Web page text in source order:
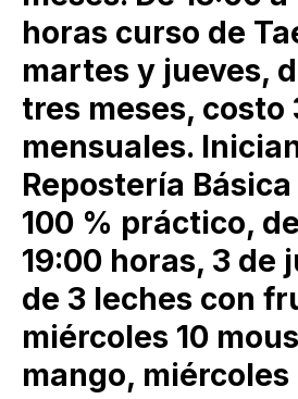
horas curso de
martes y jueves,
tres meses, costo
mensuales.
Repostería
100 % práctico,
19:00 horas, 3 de
de 3 leches con
miércoles 10
mango, miércoles